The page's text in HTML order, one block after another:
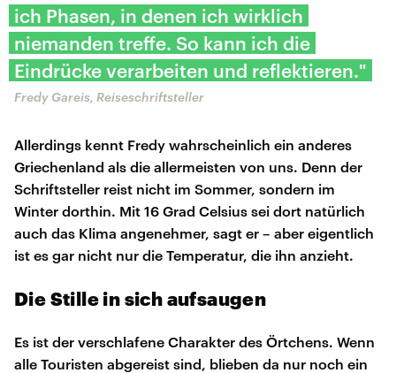
ich Phasen, in denen ich wirklich
niemanden treffe. So kann ich die
Eindrücke verarbeiten und reflektieren."
Fredy Gareis, Reiseschriftsteller
Allerdings kennt Fredy wahrscheinlich ein anderes
Griechenland als die allermeisten von uns. Denn der
Schriftsteller reist nicht im Sommer, sondern im
Winter dorthin. Mit 16 Grad Celsius sei dort natürlich
auch das Klima angenehmer, sagt er – aber eigentlich
ist es gar nicht nur die Temperatur, die ihn anzieht.
Die Stille in sich aufsaugen
Es ist der verschlafene Charakter des Örtchens. Wenn
alle Touristen abgereist sind, blieben da nur noch ein